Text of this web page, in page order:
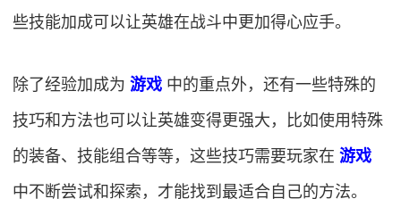
些技能加成可以让英雄在战斗中更加得心应手。
除了经验加成为 游戏 中的重点外，还有一些特殊的
技巧和方法也可以让英雄变得更强大，比如使用特殊
的装备、技能组合等等，这些技巧需要玩家在 游戏
中不断尝试和探索，才能找到最适合自己的方法。